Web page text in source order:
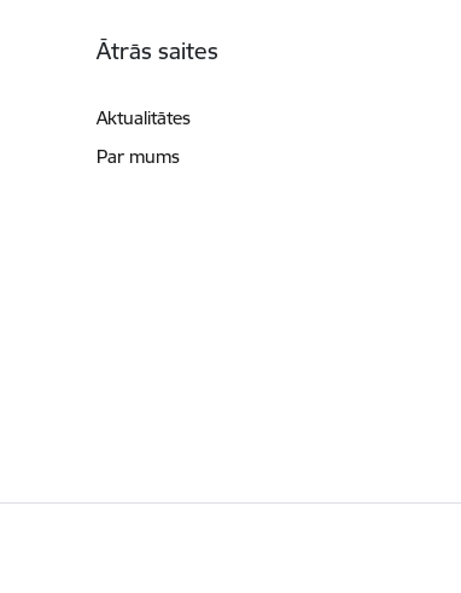
Ātrās saites
Aktualitātes
Par mums